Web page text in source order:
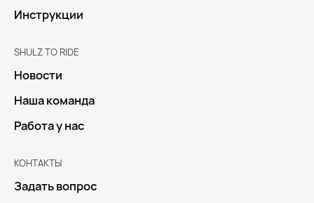
Инструкции
SHULZ TO RIDE
Новости
Наша команда
Работа у нас
КОНТАКТЫ
Задать вопрос